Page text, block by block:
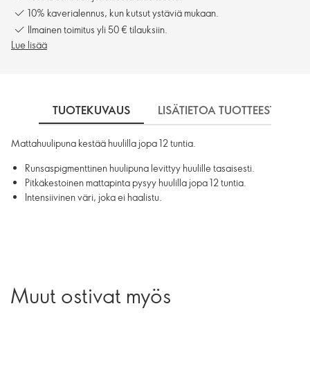
10% kaverialennus, kun kutsut ystäviä mukaan.
Ilmainen toimitus yli 50 € tilauksiin.
Lue lisää
TUOTEKUVAUS LISÄTIETOA TUOTTEESTA
Mattahuulipuna kestää huulilla jopa 12 tuntia.
Runsaspigmenttinen huulipuna levittyy huulille tasaisesti.
Pitkäkestoinen mattapinta pysyy huulilla jopa 12 tuntia.
Intensiivinen väri, joka ei haalistu.
Muut ostivat myös